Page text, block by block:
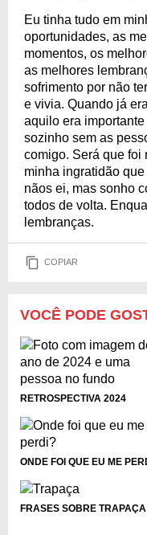
Eu tinha tudo em
oportunidades, as
momentos, os
as melhores
sofrimento por não
e vivia. Quando já
aquilo era
sozinho sem as
comigo. Será que foi
minha ingratidão
nãos ei, mas sonho
todos de volta.
lembranças.
COPIAR
VOCÊ PODE
RETROSPECTIVA 2024
ONDE FOI QUE EU ME
FRASES SOBRE TRAPAÇA